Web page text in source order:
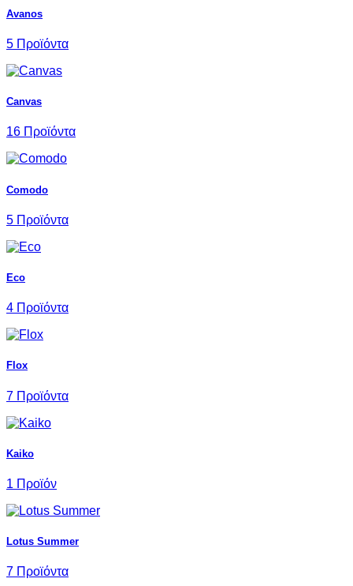
Avanos
5 Προϊόντα
Canvas
16 Προϊόντα
Comodo
5 Προϊόντα
Eco
4 Προϊόντα
Flox
7 Προϊόντα
Kaiko
1 Προϊόν
Lotus Summer
7 Προϊόντα